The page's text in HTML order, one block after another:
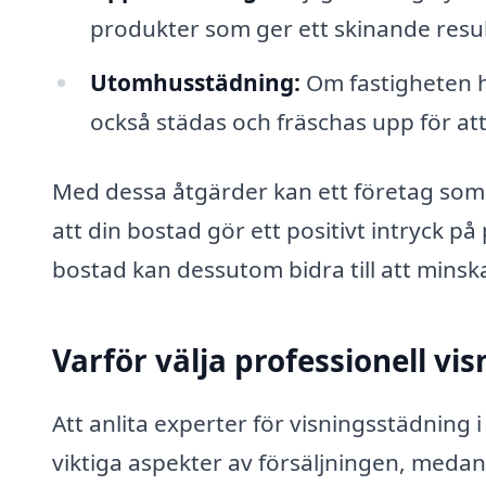
produkter som ger ett skinande
Utomhusstädning: Om fastigheten
också städas och fräschas upp för
Med dessa åtgärder kan ett företag
att din bostad gör ett positivt intryck
bostad kan dessutom bidra till att
Varför välja professionell
Att anlita experter för visningsstädning
viktiga aspekter av försäljningen,